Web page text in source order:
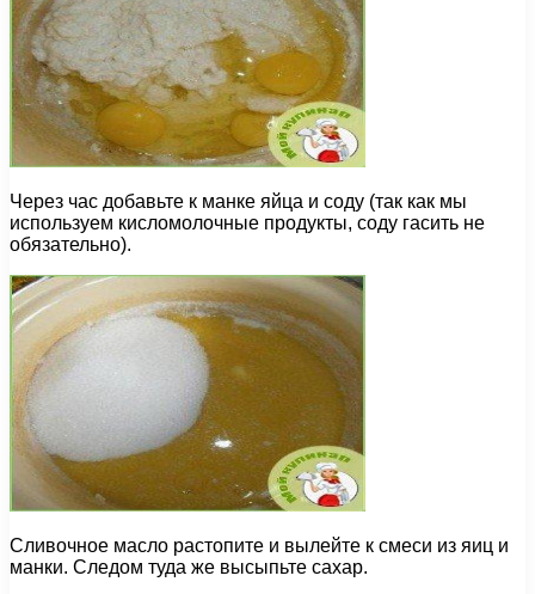
Через час добавьте к манке яйца и соду (так как мы
используем кисломолочные продукты, соду гасить не
обязательно).
Сливочное масло растопите и вылейте к смеси из яиц и
манки. Следом туда же высыпьте сахар.